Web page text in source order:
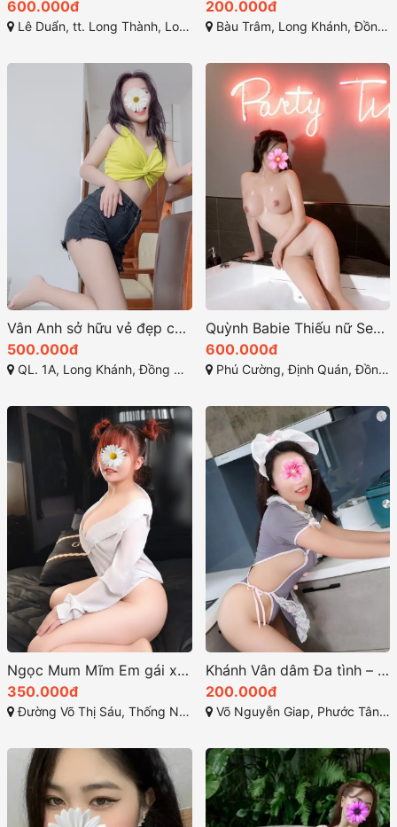
600.000đ
Lê Duẩn, tt. Long Thành, Long Thành, Đồng Nai
200.000đ
Bàu Trâm, Long Khánh, Đồng Nai
Vân Anh sở hữu vẻ đẹp cuốn hút cùng vóc dáng hoàn hảo
500.000đ
QL. 1A, Long Khánh, Đồng Nai
Quỳnh Babie Thiếu nữ Sexy – Dáng xinh ngực đẹp
600.000đ
Phú Cường, Định Quán, Đồng Nai
Ngọc Mum Mĩm Em gái xinh xắn làm tình chất
350.000đ
Đường Võ Thị Sáu, Thống Nhất, Thành phố Biên Hòa, Đồng Nai
Khánh Vân dâm Đa tình – sexy khiêu gợi
200.000đ
Võ Nguyễn Giap, Phước Tân, Biên Hòa, Đồng Nai